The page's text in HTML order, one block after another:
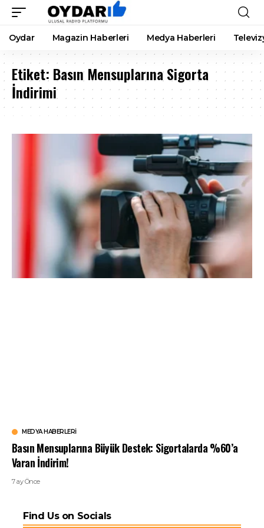
Oydar Magazin Haberleri Medya Haberleri
Etiket: Basın Mensuplarına Sigorta
İndirimi
MEDYA HABERLERI
Basın Mensuplarına Büyük Destek: Sigortalarda %60’a
Varan İndirim!
7 ay Önce
Find Us on Socials